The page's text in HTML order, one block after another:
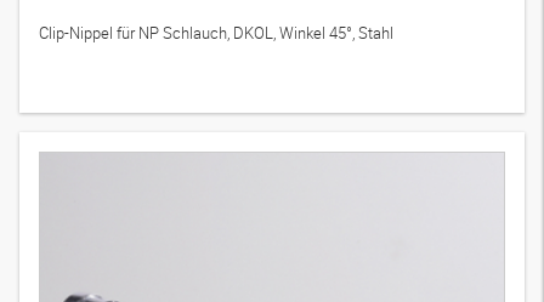
Clip-Nippel für NP Schlauch, DKOL, Winkel 45°, Stahl